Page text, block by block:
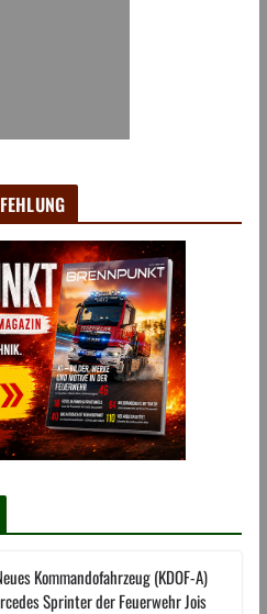
Kommandofahrzeug (KDOF-A)
Sprinter der Feuerwehr Jois